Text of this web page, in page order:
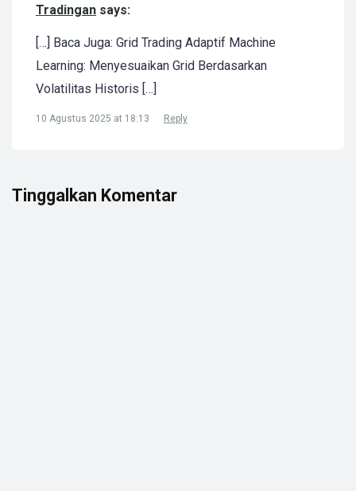
Tradingan says:
[…] Baca Juga: Grid Trading Adaptif Machine
Learning: Menyesuaikan Grid Berdasarkan
Volatilitas Historis […]
10 Agustus 2025 at 18:13 Reply
Tinggalkan Komentar